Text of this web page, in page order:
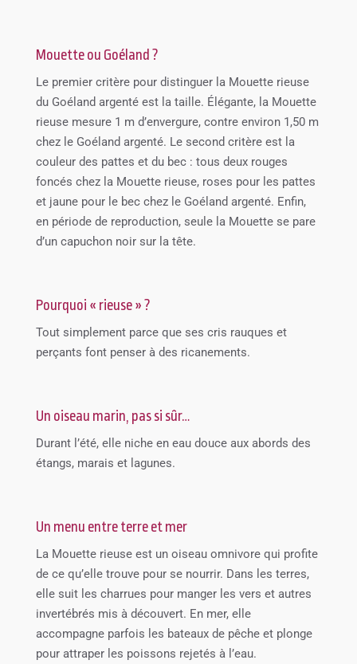
Mouette ou Goéland ?
Le premier critère pour distinguer la Mouette rieuse
du Goéland argenté est la taille. Élégante, la Mouette
rieuse mesure 1 m d’envergure, contre environ 1,50 m
chez le Goéland argenté. Le second critère est la
couleur des pattes et du bec : tous deux rouges
foncés chez la Mouette rieuse, roses pour les pattes
et jaune pour le bec chez le Goéland argenté. Enfin,
en période de reproduction, seule la Mouette se pare
d’un capuchon noir sur la tête.
Pourquoi « rieuse » ?
Tout simplement parce que ses cris rauques et
perçants font penser à des ricanements.
Un oiseau marin, pas si sûr…
Durant l’été, elle niche en eau douce aux abords des
étangs, marais et lagunes.
Un menu entre terre et mer
La Mouette rieuse est un oiseau omnivore qui profite
de ce qu’elle trouve pour se nourrir. Dans les terres,
elle suit les charrues pour manger les vers et autres
invertébrés mis à découvert. En mer, elle
accompagne parfois les bateaux de pêche et plonge
pour attraper les poissons rejetés à l’eau.